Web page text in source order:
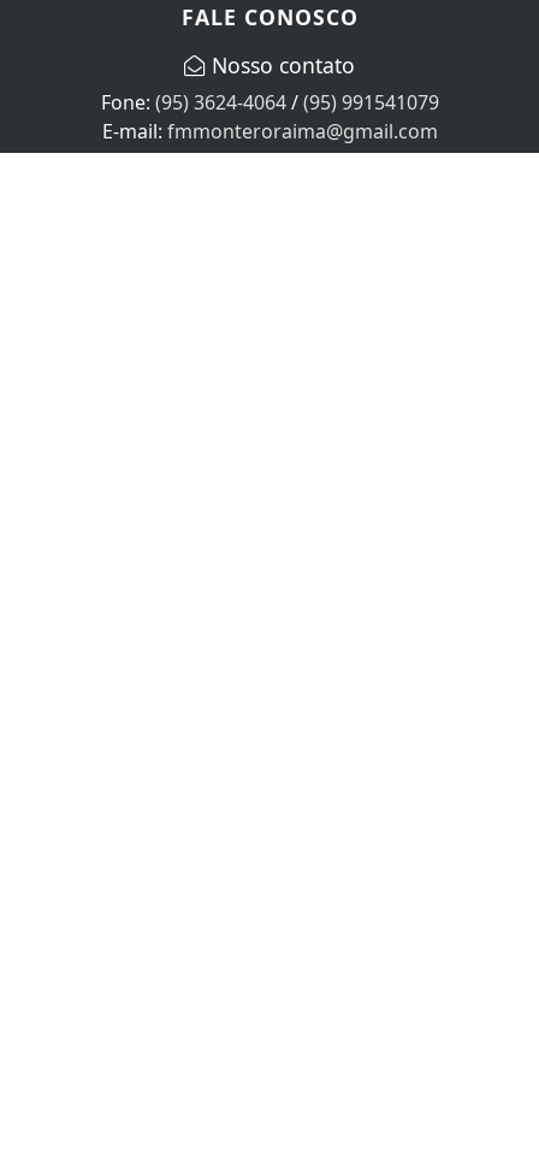
FALE CONOSCO
Nosso contato
Fone: (95) 3624-4064/(95) 991541079
E-mail: fmmonteroraima@gmail.com
de Uso e Privacidade.
PROSSEGUIR